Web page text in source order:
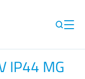
IP44 MG